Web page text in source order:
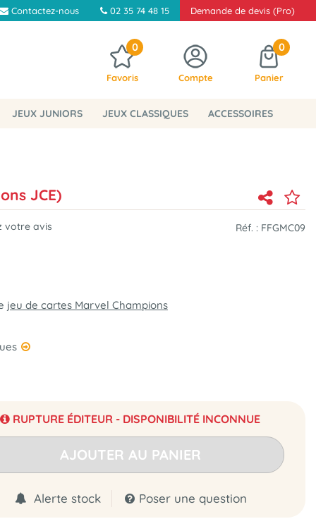
Contactez-nous 02 35 74 48 15 Demande de devis (Pro)
0
Favoris Compte
0
Panier
JEUX JUNIORS JEUX CLASSIQUES ACCESSOIRES
JCE)
votre avis Réf. : FFGMC09
jeu de cartes Marvel Champions
RUPTURE ÉDITEUR - DISPONIBILITÉ INCONNUE
AJOUTER AU PANIER
Alerte stock Poser une question